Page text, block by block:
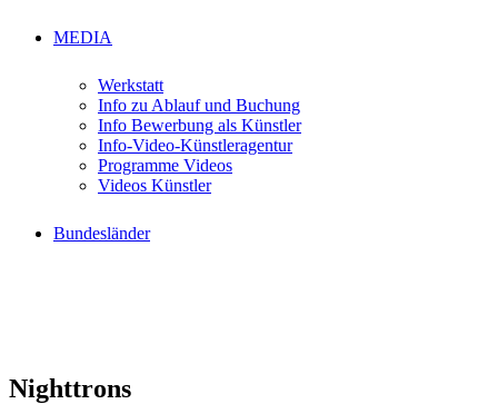
MEDIA
Werkstatt
Info zu Ablauf und Buchung
Info Bewerbung als Künstler
Info-Video-Künstleragentur
Programme Videos
Videos Künstler
Bundesländer
Nighttrons